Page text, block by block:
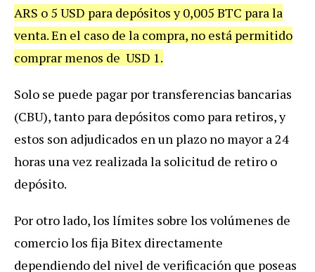
ARS o 5 USD para depósitos y 0,005 BTC para la
venta. En el caso de la compra, no está permitido
comprar menos de USD 1.
Solo se puede pagar por transferencias bancarias
(CBU), tanto para depósitos como para retiros, y
estos son adjudicados en un plazo no mayor a 24
horas una vez realizada la solicitud de retiro o
depósito.
Por otro lado, los límites sobre los volúmenes de
comercio los fija Bitex directamente
dependiendo del nivel de verificación que poseas